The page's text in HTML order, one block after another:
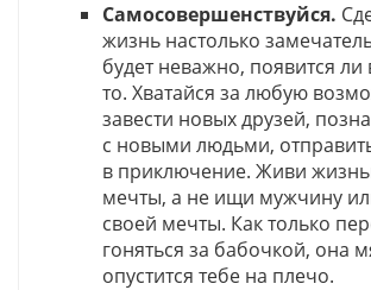
Самосовершенствуйся.
жизнь настолько
будет неважно, появится ли
то. Хватайся за любую
завести новых друзей,
с новыми людьми,
в приключение. Живи
мечты, а не ищи мужчину
своей мечты. Как только
гоняться за бабочкой, она
опустится тебе на плечо.